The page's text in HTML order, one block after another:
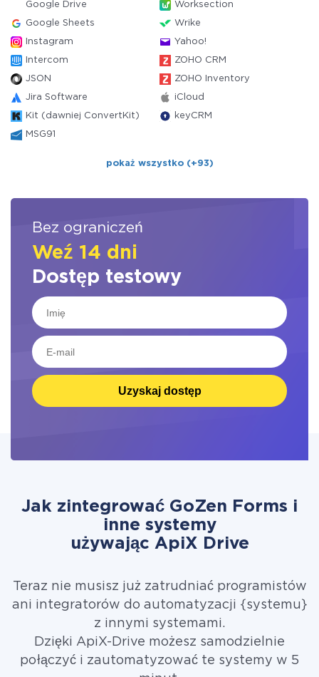
Google Drive Worksection
Google Sheets Wrike
Instagram Yahoo!
Intercom ZOHO CRM
JSON ZOHO Inventory
Jira Software iCloud
Kit (dawniej ConvertKit) keyCRM
MSG91
pokaż wszystko (+93)
Bez ograniczeń
Weź 14 dni
Dostęp testowy
Uzyskaj dostęp
Jak zintegrować GoZen Forms i
inne systemy
używając ApiX Drive
Teraz nie musisz już zatrudniać programistów
ani integratorów do automatyzacji {systemu}
z innymi systemami.
Dzięki ApiX-Drive możesz samodzielnie
połączyć i zautomatyzować te systemy w 5